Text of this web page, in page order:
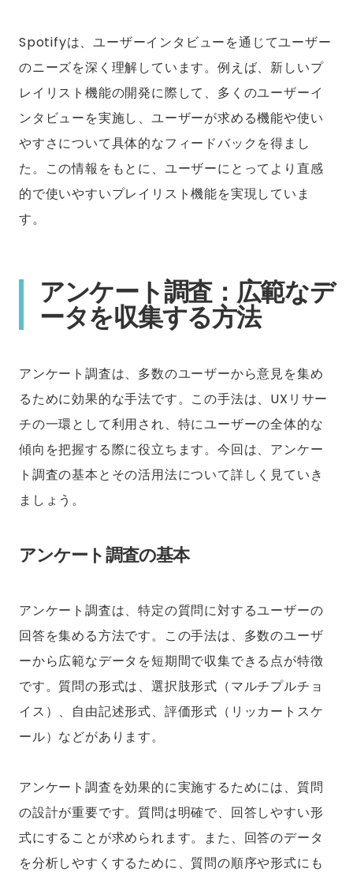
Spotifyは、ユーザーインタビューを通じてユーザー
のニーズを深く理解しています。例えば、新しいプ
レイリスト機能の開発に際して、多くのユーザーイ
ンタビューを実施し、ユーザーが求める機能や使い
やすさについて具体的なフィードバックを得まし
た。この情報をもとに、ユーザーにとってより直感
的で使いやすいプレイリスト機能を実現していま
す。
アンケート調査：広範なデ
ータを収集する方法
アンケート調査は、多数のユーザーから意見を集め
るために効果的な手法です。この手法は、UXリサー
チの一環として利用され、特にユーザーの全体的な
傾向を把握する際に役立ちます。今回は、アンケー
ト調査の基本とその活用法について詳しく見ていき
ましょう。
アンケート調査の基本
アンケート調査は、特定の質問に対するユーザーの
回答を集める方法です。この手法は、多数のユーザ
ーから広範なデータを短期間で収集できる点が特徴
です。質問の形式は、選択肢形式（マルチプルチョ
イス）、自由記述形式、評価形式（リッカートスケ
ール）などがあります。
アンケート調査を効果的に実施するためには、質問
の設計が重要です。質問は明確で、回答しやすい形
式にすることが求められます。また、回答のデータ
を分析しやすくするために、質問の順序や形式にも